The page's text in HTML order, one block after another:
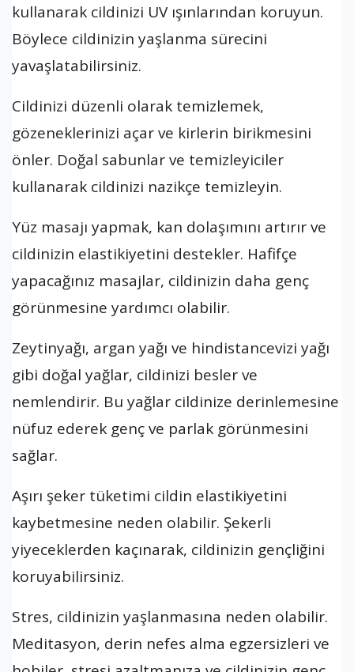
kullanarak cildinizi UV ışınlarından koruyun.
Böylece cildinizin yaşlanma sürecini
yavaşlatabilirsiniz.
Cildinizi düzenli olarak temizlemek,
gözeneklerinizi açar ve kirlerin birikmesini
önler. Doğal sabunlar ve temizleyiciler
kullanarak cildinizi nazikçe temizleyin.
Yüz masajı yapmak, kan dolaşımını artırır ve
cildinizin elastikiyetini destekler. Hafifçe
yapacağınız masajlar, cildinizin daha genç
görünmesine yardımcı olabilir.
Zeytinyağı, argan yağı ve hindistancevizi yağı
gibi doğal yağlar, cildinizi besler ve
nemlendirir. Bu yağlar cildinize derinlemesine
nüfuz ederek genç ve parlak görünmesini
sağlar.
Aşırı şeker tüketimi cildin elastikiyetini
kaybetmesine neden olabilir. Şekerli
yiyeceklerden kaçınarak, cildinizin gençliğini
koruyabilirsiniz.
Stres, cildinizin yaşlanmasına neden olabilir.
Meditasyon, derin nefes alma egzersizleri ve